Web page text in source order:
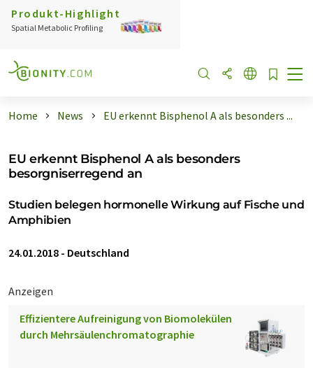
Produkt-Highlight
Spatial Metabolic Profiling
Home News EU erkennt Bisphenol A als besonders ...
EU erkennt Bisphenol A als besonders
besorgniserregend an
Studien belegen hormonelle Wirkung auf Fische und
Amphibien
24.01.2018 - Deutschland
Anzeigen
Effizientere Aufreinigung von Biomolekülen
durch Mehrsäulenchromatographie